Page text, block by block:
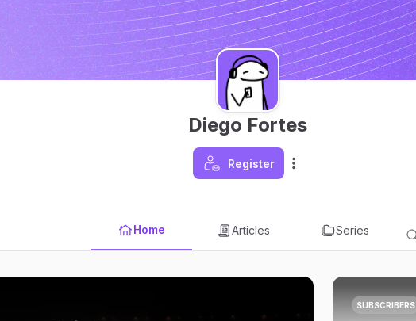
Diego Fortes
Register
Home Articles Series
SUBSCRIBERS